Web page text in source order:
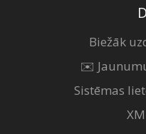
Biežāk
✉️
Sistēmas